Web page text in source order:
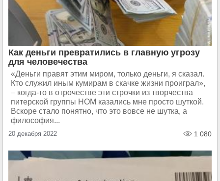
Как деньги превратились в главную угрозу
для человечества
«Деньги правят этим миром, только деньги, я сказал.
Кто служил иным кумирам в скачке жизни проиграл»,
– когда-то в отрочестве эти строчки из творчества
питерской группы НОМ казались мне просто шуткой.
Вскоре стало понятно, что это вовсе не шутка, а
философия...
20 декабря 2022 1 080